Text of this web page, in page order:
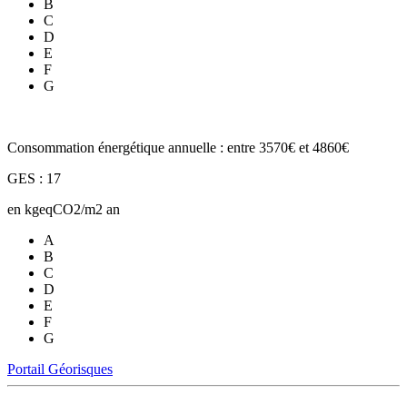
B
C
D
E
F
G
Consommation énergétique annuelle : entre 3570€ et 4860€
GES : 17
en kgeqCO2/m2 an
A
B
C
D
E
F
G
Portail Géorisques